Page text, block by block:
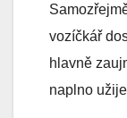
vozíčkář
hlavně
naplno